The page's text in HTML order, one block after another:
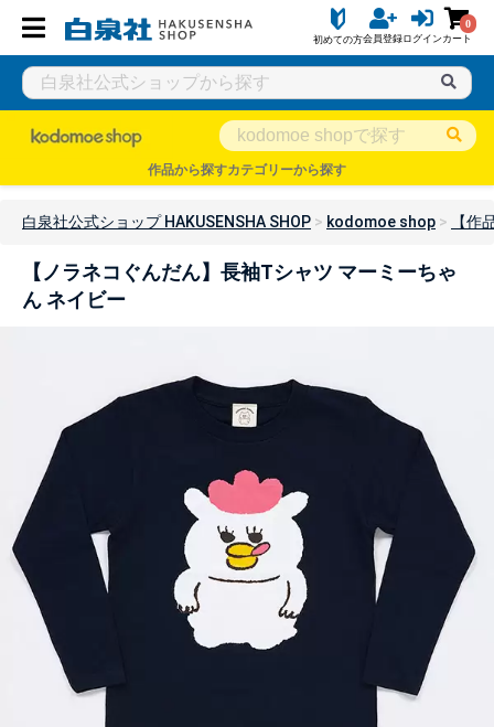
初めての方会員登録ログイン
0
カート
作品から探すカテゴリーから探す
白泉社公式ショップ HAKUSENSHA SHOP kodomoe shop 【作
【ノラネコぐんだん】長袖Tシャツ マーミーちゃ
ん ネイビー